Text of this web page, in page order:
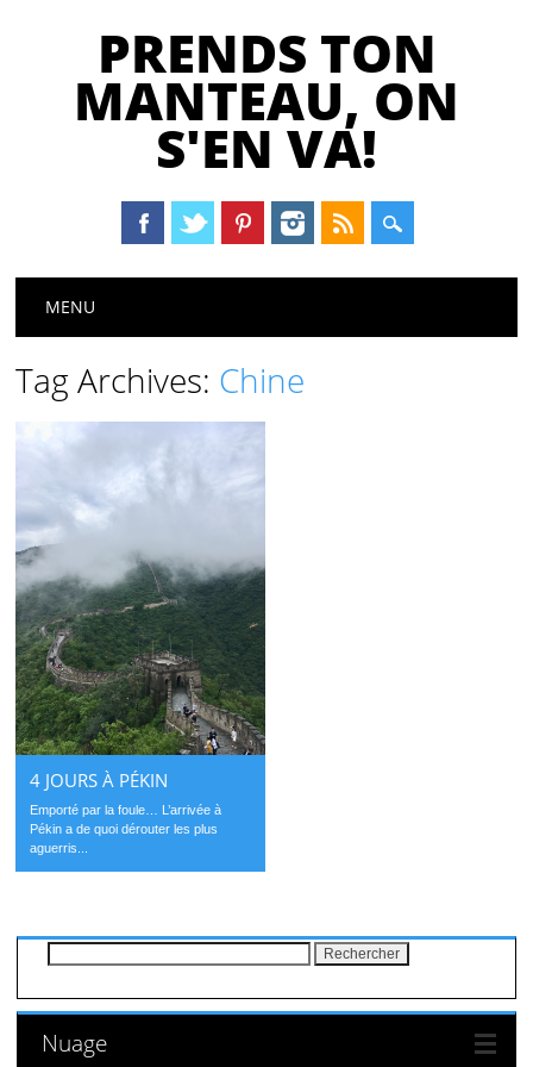
PRENDS TON
MANTEAU, ON
S'EN VA!
Main menu
MENU
Tag Archives: Chine
4 JOURS À PÉKIN
Emporté par la foule… L’arrivée à
Pékin a de quoi dérouter les plus
aguerris...
Nuage